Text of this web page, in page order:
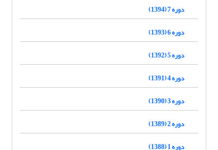
دوره 7 (1394)
دوره 6 (1393)
دوره 5 (1392)
دوره 4 (1391)
دوره 3 (1390)
دوره 2 (1389)
دوره 1 (1388)